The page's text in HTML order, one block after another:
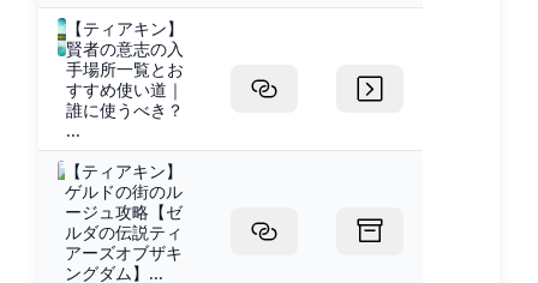
【ティアキン】
賢者の意志の入
手場所一覧とお
すすめ使い道｜
誰に使うべき？
...
【ティアキン】
ゲルドの街のル
ージュ攻略【ゼ
ルダの伝説ティ
アーズオブザキ
ングダム】...